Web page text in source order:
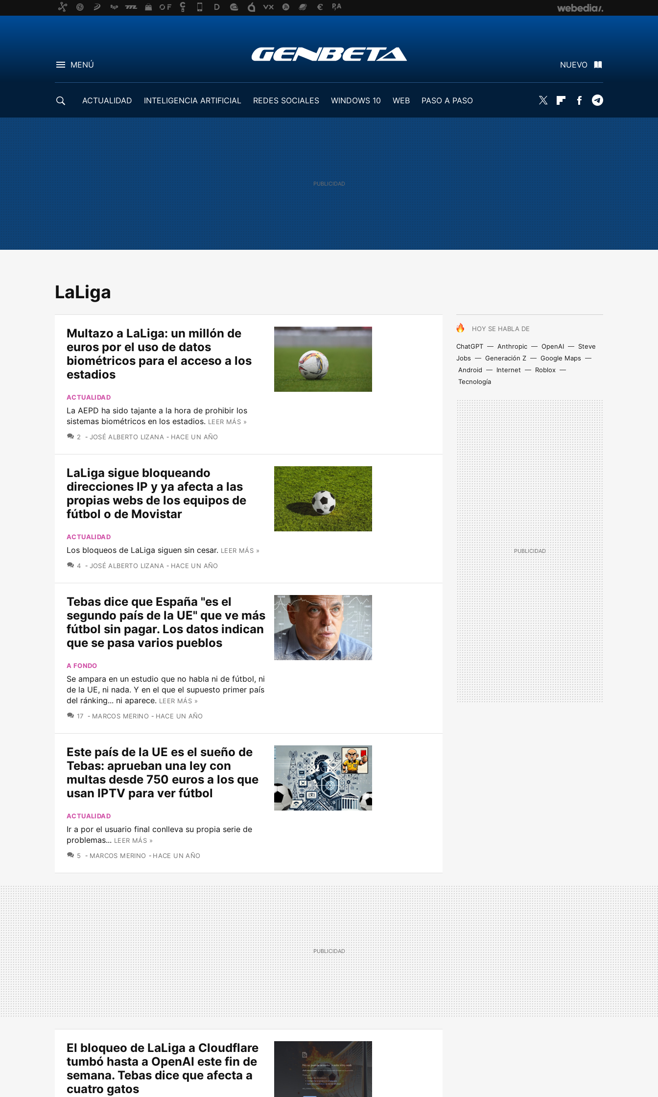
MENÚ NUEVO
ACTUALIDAD INTELIGENCIA ARTIFICIAL REDES SOCIALES WINDOWS 10 WEB
PASO A PASO
Twitter FlipboardFacebook
LaLiga
HOY SE HABLA DE
ChatGPT Anthropic OpenAI
Steve
Jobs
Generación Z
Google Maps
Android
Internet
Roblox
Tecnología
Multazo a LaLiga: un millón de
euros por el uso de datos
biométricos para el acceso a los
estadios
ACTUALIDAD
La AEPD ha sido tajante a la hora de prohibir los
sistemas biométricos en los estadios. LEER MÁS »
2
COMENTARIOS
JOSÉ ALBERTO LIZANA HACE UN AÑO
LaLiga sigue bloqueando
direcciones IP y ya afecta a las
propias webs de los equipos de
fútbol o de Movistar
ACTUALIDAD
Los bloqueos de LaLiga siguen sin cesar. LEER MÁS »
4 COMENTARIOS
JOSÉ ALBERTO LIZANA HACE UN AÑO
Tebas dice que España "es el
segundo país de la UE" que ve más
fútbol sin pagar. Los datos indican
que se pasa varios pueblos
A FONDO
Se ampara en un estudio que no habla ni de fútbol, ni
de la UE, ni nada. Y en el que el supuesto primer país
del ránking... ni aparece. LEER MÁS »
17 COMENTARIOS
MARCOS MERINO HACE UN AÑO
Este país de la UE es el sueño de
Tebas: aprueban una ley con
multas desde 750 euros a los que
usan IPTV para ver fútbol
ACTUALIDAD
Ir a por el usuario final conlleva su propia serie de
problemas... LEER MÁS »
5
COMENTARIOS
MARCOS MERINO HACE UN AÑO
El bloqueo de LaLiga a Cloudflare
tumbó hasta a OpenAI este fin de
semana. Tebas dice que afecta a
cuatro gatos